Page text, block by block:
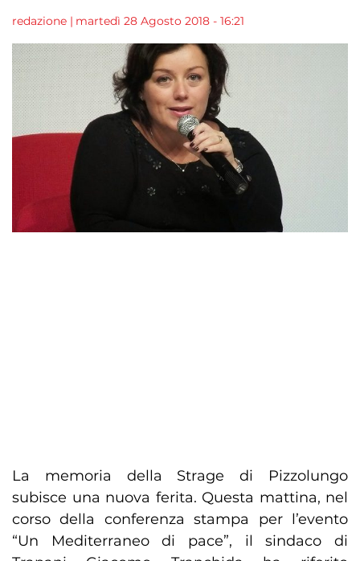
redazione | martedì 28 Agosto 2018 - 16:21
La memoria della Strage di Pizzolungo
subisce una nuova ferita. Questa mattina, nel
corso della conferenza stampa per l’evento
“Un Mediterraneo di pace”, il sindaco di